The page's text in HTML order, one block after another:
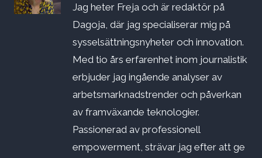
Jag heter Freja och är redaktör på
Dagoja, där jag specialiserar mig på
sysselsättningsnyheter och innovation.
Med tio års erfarenhet inom journalistik
erbjuder jag ingående analyser av
arbetsmarknadstrender och påverkan
av framväxande teknologier.
Passionerad av professionell
empowerment, strävar jag efter att ge